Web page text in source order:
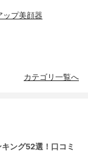
ップ美顔器
カテゴリ一覧へ
ング52選！口コミ